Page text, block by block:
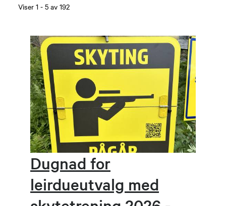
Viser 1 - 5 av 192
Dugnad for
leirdueutvalg med